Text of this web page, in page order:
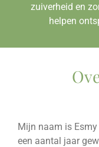
zuiverheid en
helpen
Mijn naam is
een aantal jaar